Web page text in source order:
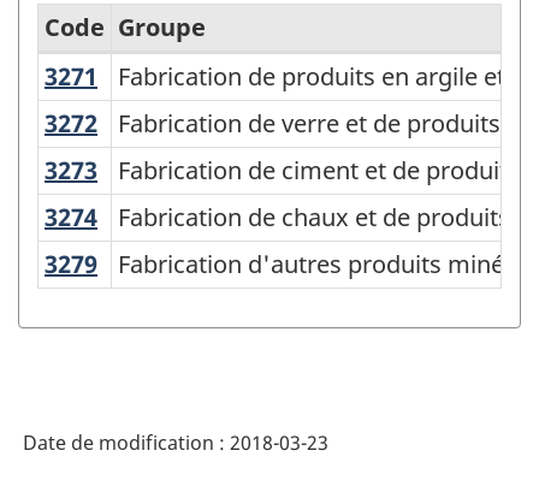
Système
de
classification
des
industries
de
l'Amérique
(SCIAN)
Code Groupe
3271
Fabrication de produits en argile
Fabrication de produits en argile et
3272 Fabrication de verre et de produits
Fabrication de verre et de produits
3273 Fabrication de ciment et de
Fabrication de ciment et de produits
3274 Fabrication de chaux et de produits
Fabrication de chaux et de produits
3279 Fabrication d'autres produits
Fabrication d'autres produits
Date de modification : 2018-03-23